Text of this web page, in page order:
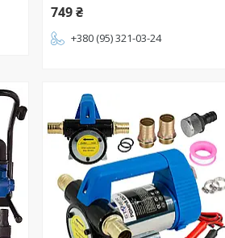
749 ₴
+380 (95) 321-03-24